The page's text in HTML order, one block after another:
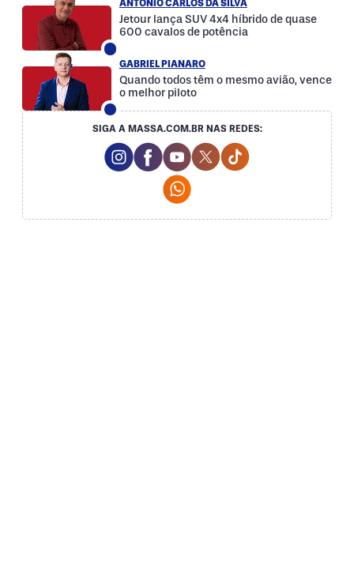
ANTÔNIO CARLOS DA SILVA
Jetour lança SUV 4x4 híbrido de quase
600 cavalos de potência
GABRIEL PIANARO
Quando todos têm o mesmo avião, vence
o melhor piloto
SIGA A MASSA.COM.BR NAS REDES:
Instagram Social Media
Facebook Social Media
Youtube Social Media
Twitter Social Media
Tiktok Social